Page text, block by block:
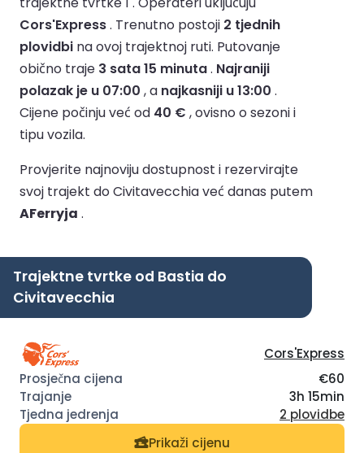
Cors'Express. Trenutno postoji 2 tjednih
plovidbi na ovoj trajektnoj ruti. Putovanje
obično traje 3 sata 15 minuta. Najraniji
polazak je u 07:00 , a najkasniji u 13:00 .
Cijene počinju već od 40 € , ovisno o sezoni i
tipu vozila.
Provjerite najnoviju dostupnost i rezervirajte
svoj trajekt do Civitavecchia već danas putem
AFerryja .
Trajektne tvrtke od Bastia do
Civitavecchia
Cors'Express
€60
3h 15min
2 plovidbe
Prikaži cijenu